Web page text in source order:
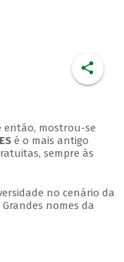
então, mostrou-se
é o mais antigo
sempre às
no cenário da
nomes da